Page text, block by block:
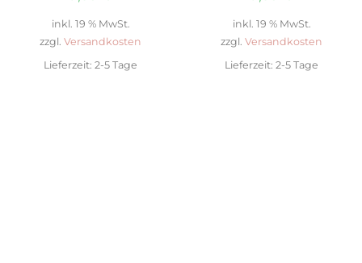
inkl. 19 % MwSt.
zzgl. Versandkosten
Lieferzeit: 2-5 Tage
inkl. 19 % MwSt.
zzgl. Versandkosten
Lieferzeit: 2-5 Tage